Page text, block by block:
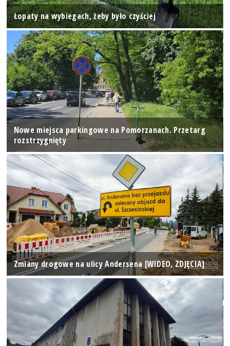
Łopaty na wybiegach, żeby było czyściej
Nowe miejsca parkingowe na Pomorzanach. Przetarg
rozstrzygnięty
Zmiany drogowe na ulicy Andersena [WIDEO, ZDJĘCIA]